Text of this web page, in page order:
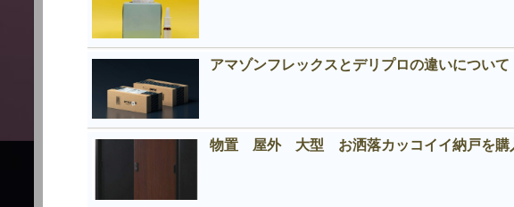
アマゾンフレックスとデリプロの違いについ
物置 屋外 大型 お洒落カッコイイ納戸を購